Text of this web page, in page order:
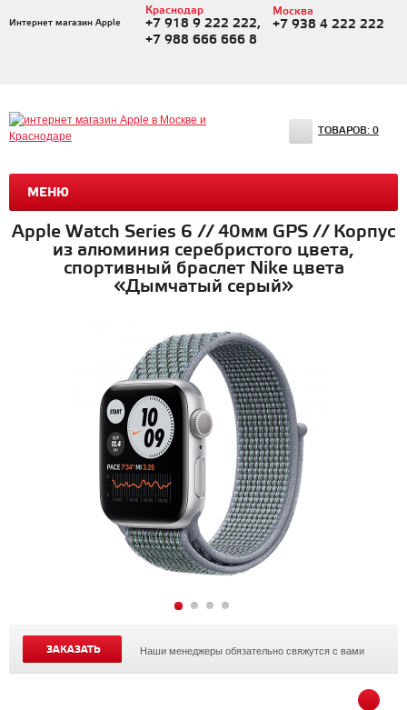
Интернет магазин Apple
Краснодар
+7 918 9 222 222,
+7 988 666 666 8
Москва
+7 938 4 222 222
МЕНЮ
ТОВАРОВ: 0
Apple Watch Series 6 // 40мм GPS // Корпус
из алюминия серебристого цвета,
спортивный браслет Nike цвета
«Дымчатый серый»
ЗАКАЗАТЬ Наши менеджеры обязательно свяжутся с вами